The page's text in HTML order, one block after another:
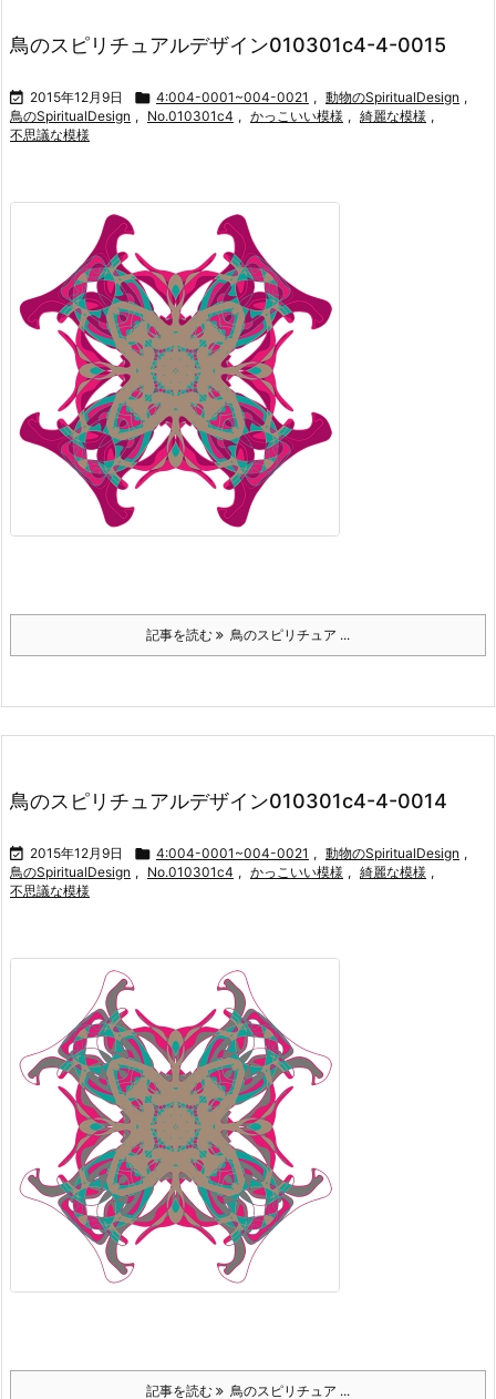
鳥のスピリチュアルデザイン010301c4-4-0015
 2015年12月9日  4:004-0001~004-0021 , 動物のSpiritualDesign ,
鳥のSpiritualDesign , No.010301c4 , かっこいい模様 , 綺麗な模様 ,
不思議な模様
記事を読む 鳥のスピリチュア ...
鳥のスピリチュアルデザイン010301c4-4-0014
 2015年12月9日  4:004-0001~004-0021 , 動物のSpiritualDesign ,
鳥のSpiritualDesign , No.010301c4 , かっこいい模様 , 綺麗な模様 ,
不思議な模様
記事を読む 鳥のスピリチュア ...